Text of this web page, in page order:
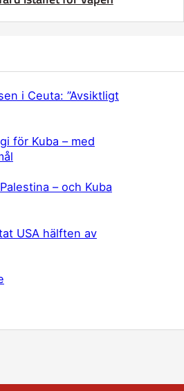
i Ceuta: ”Avsiktligt
för Kuba – med
– och Kuba
USA hälften av